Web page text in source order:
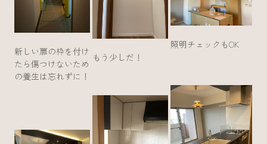
新しい扉の枠を付け
たら傷つけないため
の養生は忘れずに！
もう少しだ！
照明チェックもOK